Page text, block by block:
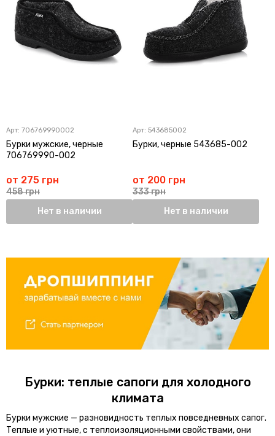
Арт: 706769990002
Бурки мужские, черные
706769990-002
от 275 грн
458 грн
Нет в наличии
Арт: 543685002
Бурки, черные 543685-002
от 200 грн
333 грн
Нет в наличии
Бурки: теплые сапоги для холодного
климата
Бурки мужские — разновидность теплых повседневных сапог.
Теплые и уютные, с теплоизоляционными свойствами, они